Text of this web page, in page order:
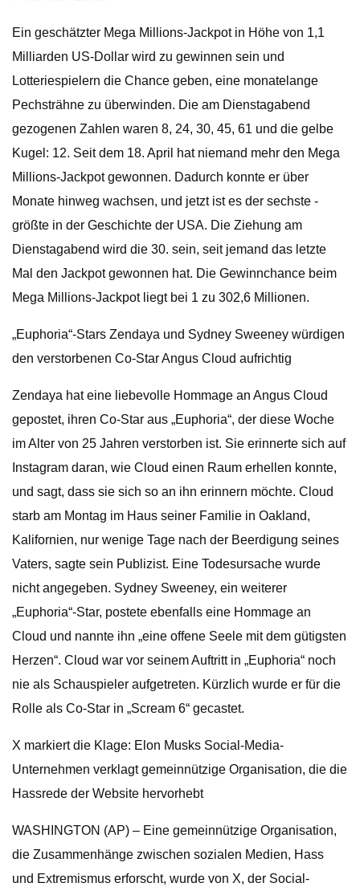
Ein geschätzter Mega Millions-Jackpot in Höhe von 1,1
Milliarden US-Dollar wird zu gewinnen sein und
Lotteriespielern die Chance geben, eine monatelange
Pechsträhne zu überwinden. Die am Dienstagabend
gezogenen Zahlen waren 8, 24, 30, 45, 61 und die gelbe
Kugel: 12. Seit dem 18. April hat niemand mehr den Mega
Millions-Jackpot gewonnen. Dadurch konnte er über
Monate hinweg wachsen, und jetzt ist es der sechste -
größte in der Geschichte der USA. Die Ziehung am
Dienstagabend wird die 30. sein, seit jemand das letzte
Mal den Jackpot gewonnen hat. Die Gewinnchance beim
Mega Millions-Jackpot liegt bei 1 zu 302,6 Millionen.
„Euphoria“-Stars Zendaya und Sydney Sweeney würdigen
den verstorbenen Co-Star Angus Cloud aufrichtig
Zendaya hat eine liebevolle Hommage an Angus Cloud
gepostet, ihren Co-Star aus „Euphoria“, der diese Woche
im Alter von 25 Jahren verstorben ist. Sie erinnerte sich auf
Instagram daran, wie Cloud einen Raum erhellen konnte,
und sagt, dass sie sich so an ihn erinnern möchte. Cloud
starb am Montag im Haus seiner Familie in Oakland,
Kalifornien, nur wenige Tage nach der Beerdigung seines
Vaters, sagte sein Publizist. Eine Todesursache wurde
nicht angegeben. Sydney Sweeney, ein weiterer
„Euphoria“-Star, postete ebenfalls eine Hommage an
Cloud und nannte ihn „eine offene Seele mit dem gütigsten
Herzen“. Cloud war vor seinem Auftritt in „Euphoria“ noch
nie als Schauspieler aufgetreten. Kürzlich wurde er für die
Rolle als Co-Star in „Scream 6“ gecastet.
X markiert die Klage: Elon Musks Social-Media-
Unternehmen verklagt gemeinnützige Organisation, die die
Hassrede der Website hervorhebt
WASHINGTON (AP) – Eine gemeinnützige Organisation,
die Zusammenhänge zwischen sozialen Medien, Hass
und Extremismus erforscht, wurde von X, der Social-